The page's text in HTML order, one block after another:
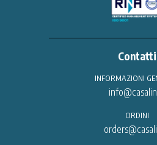
Contatti
INFORMAZIONI
ORDINI